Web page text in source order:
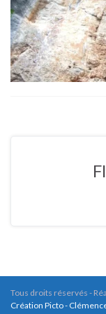
Tous droits réservés -
Création Picto -